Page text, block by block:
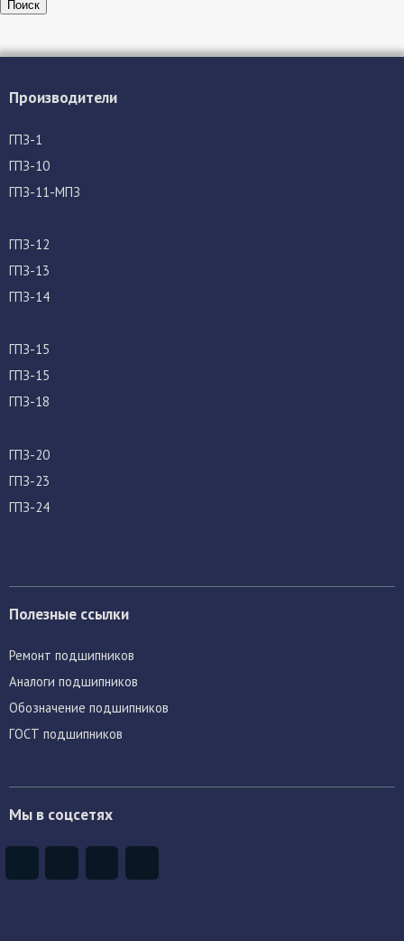
Поиск
Производители
ГПЗ-1
ГПЗ-10
ГПЗ-11-МПЗ
ГПЗ-12
ГПЗ-13
ГПЗ-14
ГПЗ-15
ГПЗ-15
ГПЗ-18
ГПЗ-20
ГПЗ-23
ГПЗ-24
Полезные ссылки
Ремонт подшипников
Аналоги подшипников
Обозначение подшипников
ГОСТ подшипников
Мы в соцсетях